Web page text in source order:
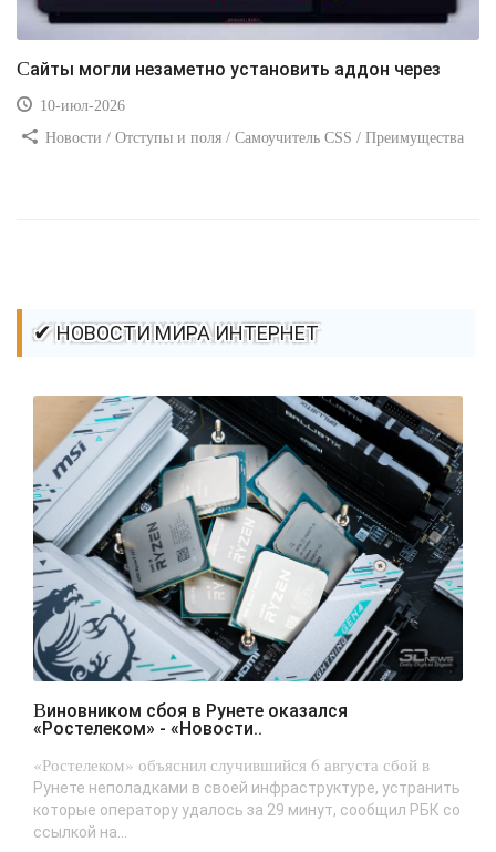
Сайты могли незаметно установить аддон через
10-июл-2026
Новости / Отступы и поля / Самоучитель CSS / Преимущества
✔ НОВОСТИ МИРА ИНТЕРНЕТ
Виновником сбоя в Рунете оказался
«Ростелеком» - «Новости..
«Ростелеком» объяснил случившийся 6 августа сбой в
Рунете неполадками в своей инфраструктуре, устранить
которые оператору удалось за 29 минут, сообщил РБК со
ссылкой на...